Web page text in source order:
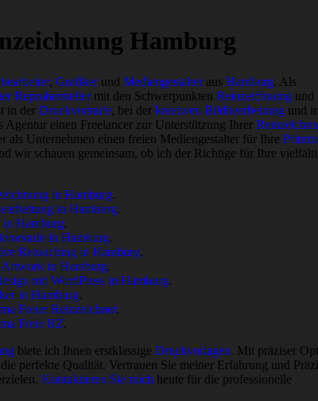
Hamburg
, Grafikerund Mediengestalteraus Hamburg. Als
Reproherstellermit den Schwerpunkten Reinzeichnung und
in der Druckvorstufe, bei der kreativen Bildbearbeitung und
Agentur einen Freelancer zur Unterstützung Ihrer
als Unternehmen einen freien Mediengestalter für Ihre
wir schauen gemeinsam, ob ich der Richtige für Ihre
in Hamburg.
in Hamburg.
in Hamburg.
in Hamburg.
Retouching in Hamburg.
Artwork in Hamburg.
mit WordPress in Hamburg.
in Hamburg.
Freier Reinzeichner.
Freie RZ.
biete ich Ihnen erstklassige Druckvorlagen. Mit präziser
perfekte Qualität. Vertrauen Sie meiner Erfahrung und
Kontaktieren Sie mich heute für die professionelle